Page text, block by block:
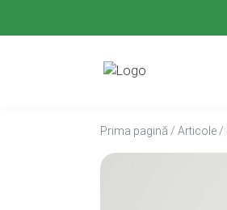
Prima pagină / Articole /